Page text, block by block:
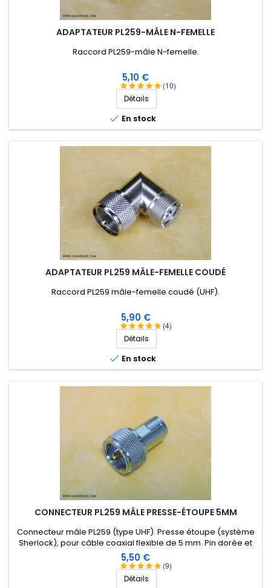
ADAPTATEUR PL259-MÂLE N-FEMELLE
(10)
Raccord PL259-mâle N-femelle .
Prix
5,10 €
Détails
 En stock
ADAPTATEUR PL259 MÂLE-FEMELLE COUDÉ
(4)
Raccord PL259 mâle-femelle coudé (UHF).
Prix
5,90 €
Détails
 En stock
CONNECTEUR PL259 MÂLE PRESSE-ÉTOUPE 5MM
(9)
Connecteur mâle PL259 (type UHF). Presse étoupe (système
Sherlock), pour câble coaxial flexible de 5 mm. Pin dorée et
isolation Téflon.
Prix
5,50 €
Détails